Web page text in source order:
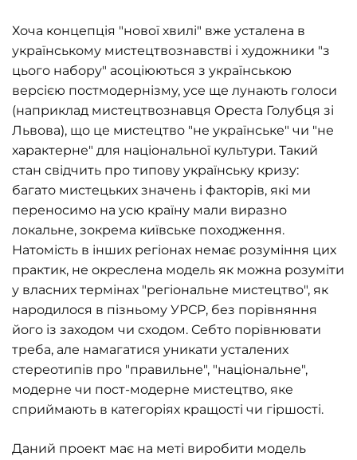
Хоча концепція "нової хвилі" вже усталена в
українському мистецтвознавстві і художники "з
цього набору" асоціюються з українською
версією постмодернізму, усе ще лунають голоси
(наприклад мистецтвознавця Ореста Голубця зі
Львова), що це мистецтво "не українське" чи "не
характерне" для національної культури. Такий
стан свідчить про типову українську кризу:
багато мистецьких значень і факторів, які ми
переносимо на усю країну мали виразно
локальне, зокрема київське походження.
Натомість в інших регіонах немає розуміння цих
практик, не окреслена модель як можна розуміти
у власних термінах "регіональне мистецтво", як
народилося в пізньому УРСР, без порівняння
його із заходом чи сходом. Себто порівнювати
треба, але намагатися уникати усталених
стереотипів про "правильне", "національне",
модерне чи пост-модерне мистецтво, яке
сприймають в категоріях кращості чи гіршості.
Даний проект має на меті виробити модель